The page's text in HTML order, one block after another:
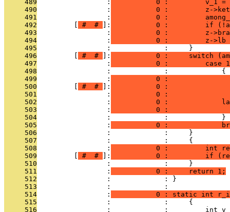
     489
                 :
0 :         v_1 =
     490
                 :
0 :         z-
     491
                 :
0 :
     492
# # ]:
0 :         if
     493
                 :
0 :         z-
     494
                 :
0 :         z->lb
     495
                 :             :     }
     496
# # ]:
0 :     switch
     497
                 :
0 :         case
     498
                 :             :             {
     499
                 :
0 :
     500
# # ]:
0 :
     501
                 :
0 :
     502
                 :
0 :
     503
                 :
0 :
     504
                 :             :             }
     505
                 :
0 :
     506
                 :             :     }
     507
                 :             :     {
     508
                 :
0 :         int
     509
# # ]:
0 :         if
     510
                 :             :     }
     511
                 :
           0 :     return 1;
     512
                 :             : }
     513
                 :             :
     514
                 :
0 : static int
     515
                 :             :     {
     516
:             :         int